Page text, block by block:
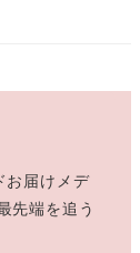
お届けメデ
先端を追う